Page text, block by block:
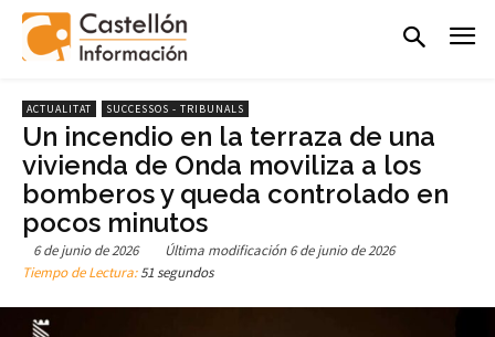
ACTUALITAT SUCCESSOS - TRIBUNALS
Un incendio en la terraza de una
vivienda de Onda moviliza a los
bomberos y queda controlado en
pocos minutos
6 de junio de 2026 Última modificación 6 de junio de 2026
Tiempo de Lectura:51 segundos